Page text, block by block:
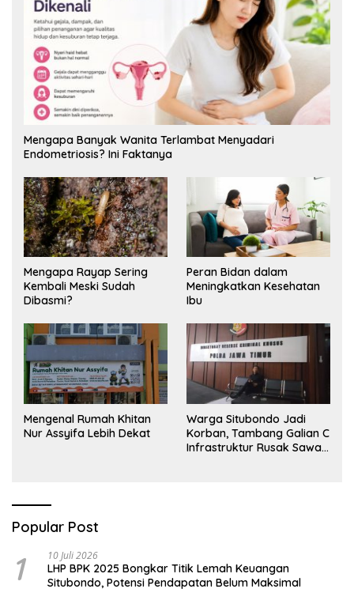
Mengapa Banyak Wanita Terlambat Menyadari
Endometriosis? Ini Faktanya
Mengapa Rayap Sering
Kembali Meski Sudah
Dibasmi?
Peran Bidan dalam
Meningkatkan Kesehatan
Ibu
Mengenal Rumah Khitan
Nur Assyifa Lebih Dekat
Warga Situbondo Jadi
Korban, Tambang Galian C
Infrastruktur Rusak Sawah
Popular Post
1 10 Juli 2026
LHP BPK 2025 Bongkar Titik Lemah Keuangan
Situbondo, Potensi Pendapatan Belum Maksimal